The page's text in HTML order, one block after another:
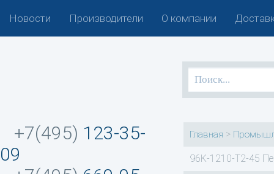
Новости Производители О компании
+7(495) 123-35-
09
Главная >
96K-1210-T2-45